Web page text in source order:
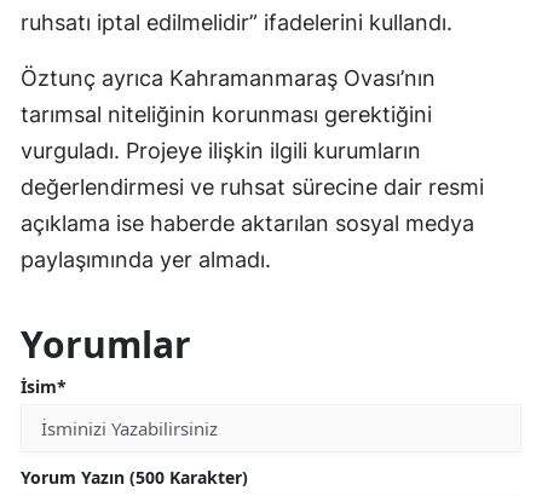
ruhsatı iptal edilmelidir” ifadelerini kullandı.
Öztunç ayrıca Kahramanmaraş Ovası’nın
tarımsal niteliğinin korunması gerektiğini
vurguladı. Projeye ilişkin ilgili kurumların
değerlendirmesi ve ruhsat sürecine dair resmi
açıklama ise haberde aktarılan sosyal medya
paylaşımında yer almadı.
Yorumlar
İsim*
Yorum Yazın (500 Karakter)